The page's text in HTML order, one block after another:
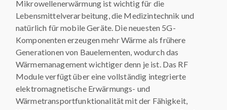
Mikrowellenerwärmung ist wichtig für die
Lebensmittelverarbeitung, die Medizintechnik und
natürlich für mobile Geräte. Die neuesten 5G-
Komponenten erzeugen mehr Wärme als frühere
Generationen von Bauelementen, wodurch das
Wärmemanagement wichtiger denn je ist. Das RF
Module verfügt über eine vollständig integrierte
elektromagnetische Erwärmungs- und
Wärmetransportfunktionalität mit der Fähigkeit,